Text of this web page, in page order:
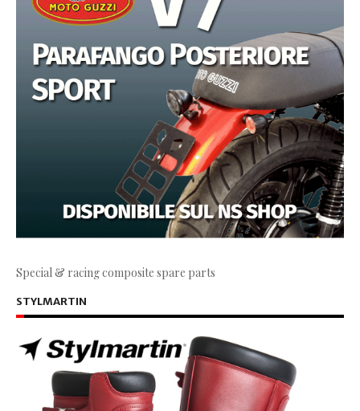
Special & racing composite spare parts
STYLMARTIN